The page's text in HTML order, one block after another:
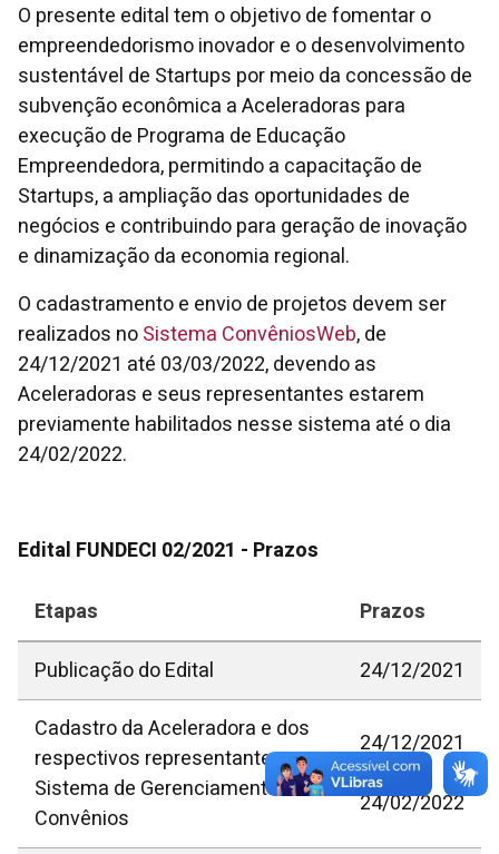
O presente edital tem o objetivo de fomentar o
empreendedorismo inovador e o desenvolvimento
sustentável de Startups por meio da concessão de
subvenção econômica a Aceleradoras para
execução de Programa de Educação
Empreendedora, permitindo a capacitação de
Startups, a ampliação das oportunidades de
negócios e contribuindo para geração de inovação
e dinamização da economia regional.
O cadastramento e envio de projetos devem ser
realizados noSistema ConvêniosWeb, de
24/12/2021 até 03/03/2022, devendo as
Aceleradoras e seus representantes estarem
previamente habilitados nesse sistema até o dia
24/02/2022.
Edital FUNDECI 02/2021 - Prazos
Etapas
Prazos
Publicação do Edital
24/12/2021
Cadastro da Aceleradora e dos
respectivos representantes no
Sistema de Gerenciamento de
Convênios
24/12/2021
a
24/02/2022